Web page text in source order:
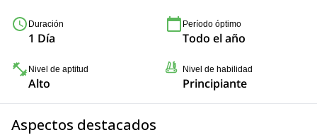
Duración
1 Día
Período óptimo
Todo el año
Nivel de aptitud
Alto
Nivel de habilidad
Principiante
Aspectos destacados